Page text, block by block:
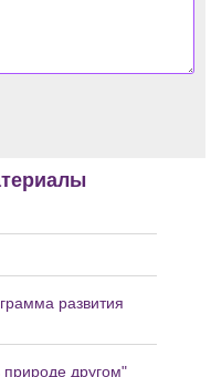
развития
другом"